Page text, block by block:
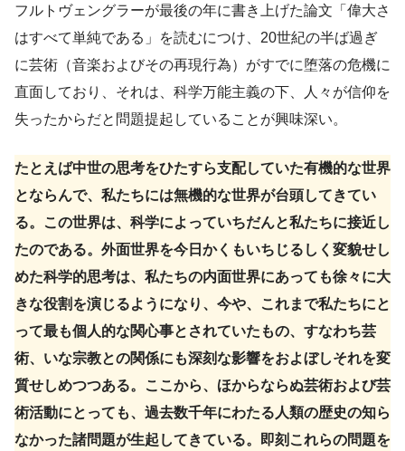
フルトヴェングラーが最後の年に書き上げた論文「偉大さ
はすべて単純である」を読むにつけ、20世紀の半ば過ぎ
に芸術（音楽およびその再現行為）がすでに堕落の危機に
直面しており、それは、科学万能主義の下、人々が信仰を
失ったからだと問題提起していることが興味深い。
たとえば中世の思考をひたすら支配していた有機的な世界
とならんで、私たちには無機的な世界が台頭してきてい
る。この世界は、科学によっていちだんと私たちに接近し
たのである。外面世界を今日かくもいちじるしく変貌せし
めた科学的思考は、私たちの内面世界にあっても徐々に大
きな役割を演じるようになり、今や、これまで私たちにと
って最も個人的な関心事とされていたもの、すなわち芸
術、いな宗教との関係にも深刻な影響をおよぼしそれを変
質せしめつつある。ここから、ほからならぬ芸術および芸
術活動にとっても、過去数千年にわたる人類の歴史の知ら
なかった諸問題が生起してきている。即刻これらの問題を